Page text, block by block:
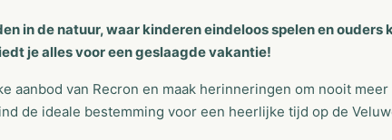
in de natuur, waar kinderen eindeloos spelen en ouders
je alles voor een geslaagde vakantie!
aanbod van Recron en maak herinneringen om nooit
de ideale bestemming voor een heerlijke tijd op de